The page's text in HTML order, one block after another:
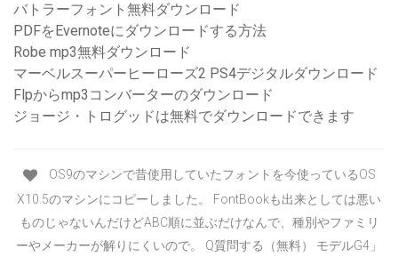
バトラーフォント無料ダウンロード
PDFをEvernoteにダウンロードする方法
Robe mp3無料ダウンロード
マーベルスーパーヒーローズ2 PS4デジタルダウンロード
Flpからmp3コンバーターのダウンロード
ジョージ・トログッドは無料でダウンロードできます
OS9のマシンで昔使用していたフォントを今使っているOS
X10.5のマシンにコピーしました。 FontBookも出来としては悪い
ものじゃないんだけどABC順に並ぶだけなんで、種別やファミリ
ーやメーカーが解りにくいので。 Q質問する（無料） モデルG4」